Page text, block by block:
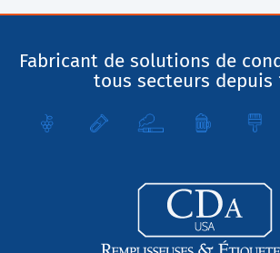
Fabricant de solutions de
tous secteurs depuis